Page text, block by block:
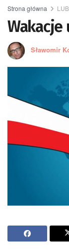
Strona główna
Wakacje
Sławomir